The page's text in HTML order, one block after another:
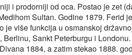
i prodorniji od oca. Postao je zet
Sultan. Godine 1879. Ferid
više funkcija u osmanskoj
Sankt Peterburgu i
1884, a zatim stekao 1888.